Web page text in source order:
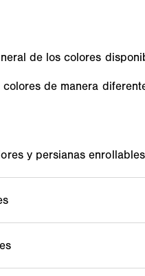
de los colores
de manera
Color
Color